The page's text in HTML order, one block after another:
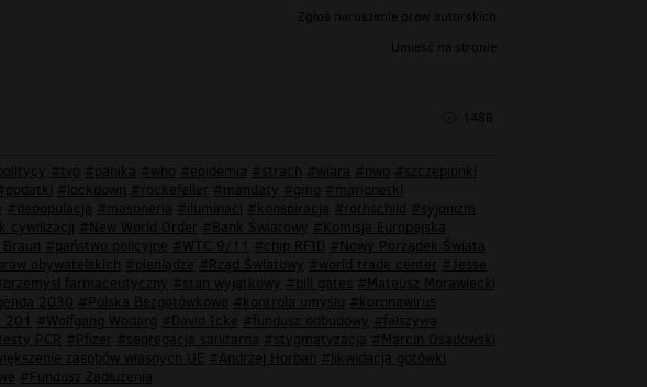
Zgłoś naruszenie praw autorskich
Umieść na stronie
1488
#tvp #panika #who #epidemia #strach #wiara #nwo #szczepionki
#lockdown #rockefeller #mandaty #gmo #marionetki
#depopulacja #masoneria #iluminaci #konspiracja #rothschild #syjonizm
cywilizacji #New World Order #Bank Światowy #Komisja Europejska
#państwo policyjne #WTC 9/11 #chip RFID #Nowy Porządek Świata
obywatelskich #pieniądze #Rząd Światowy #world trade center #Jesse
farmaceutyczny #stan wyjątkowy #bill gates #Mateusz Morawiecki
2030 #Polska Bezgotówkowa #kontrola umysłu #koronawirus
201 #Wolfgang Wodarg #David Icke #fundusz odbudowy #fałszywa
PCR #Pfizer #segregacja sanitarna #stygmatyzacja #Marcin Osadowski
zasobów własnych UE #Andrzej Horban #likwidacja gotówki
#Fundusz Zadłużenia